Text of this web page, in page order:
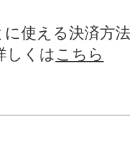
使える決済方
しくは こちら